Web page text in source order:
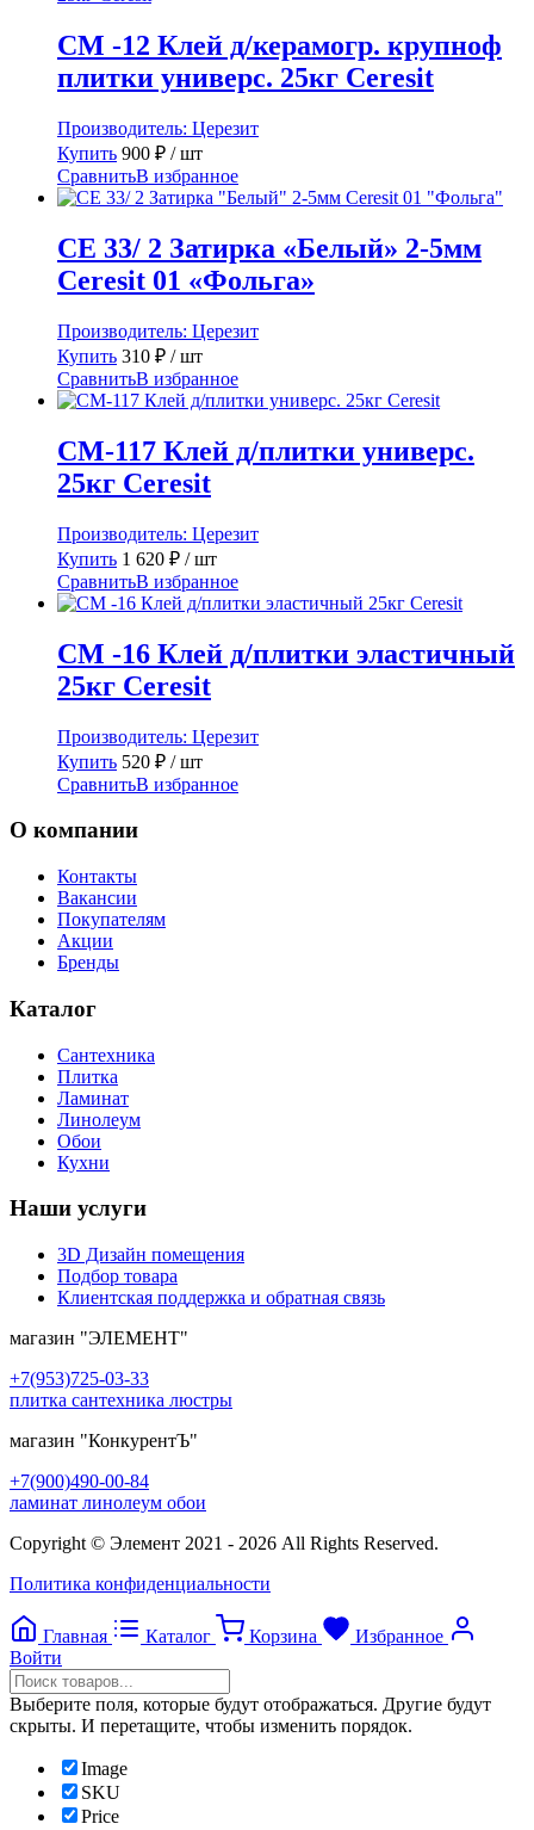
CM -12 Клей д/керамогр. крупноф
плитки универс. 25кг Ceresit
Производитель: Церезит
Купить 900 ₽ / шт
СравнитьВ избранное
CE 33/ 2 Затирка «Белый» 2-5мм
Ceresit 01 «Фольга»
Производитель: Церезит
Купить 310 ₽ / шт
СравнитьВ избранное
CM-117 Клей д/плитки универс.
25кг Ceresit
Производитель: Церезит
Купить 1 620 ₽ / шт
СравнитьВ избранное
CM -16 Клей д/плитки эластичный
25кг Ceresit
Производитель: Церезит
Купить 520 ₽ / шт
СравнитьВ избранное
О компании
Контакты
Вакансии
Покупателям
Акции
Бренды
Каталог
Сантехника
Плитка
Ламинат
Линолеум
Обои
Кухни
Наши услуги
3D Дизайн помещения
Подбор товара
Клиентская поддержка и обратная связь
магазин "ЭЛЕМЕНТ"
+7(953)725-03-33
плитка сантехника люстры
магазин "КонкурентЪ"
+7(900)490-00-84
ламинат линолеум обои
Copyright © Элемент 2021 - 2026 All Rights Reserved.
Политика конфиденциальности
Главная Каталог Корзина
Избранное
Войти
Выберите поля, которые будут отображаться. Другие будут
скрыты. И перетащите, чтобы изменить порядок.
Image
SKU
Price